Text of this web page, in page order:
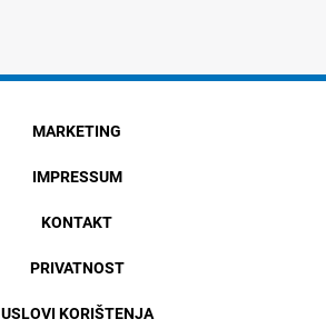
MARKETING
IMPRESSUM
KONTAKT
PRIVATNOST
USLOVI KORIŠTENJA